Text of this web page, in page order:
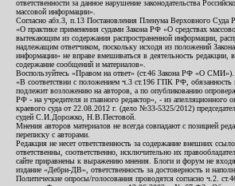
ответственности за данное нарушение законодательства
массовой информации».
Согласно абз.3, п.13 Постановления Пленума Верховного
«О практике применения судами Закона РФ «О средствах
вытекающим из содержания распространенной информации,
надлежащим ответчиком, поскольку исходя из положений
информации» не вправе вмешиваться в деятельность редакции,
содержание сообщений и материалов».
Воспользуйтесь «Правом на ответ» (ст.46 Закона РФ «О СМИ»).
«В соответствии с положением ч.3 ст.196 ГПК РФ, обязанность
подлежит возложению на авторов, а по опубликованию
РФ - на учредителя и главного редактор», - из апелляционного
краевого суда от 22.08.2012 г. (дело №33-5325/2012)
судей С.И.Дорожко, Н.В.Пестовой.
Мнения авторов материалов не всегда совпадают с позицией
переписку с авторами.
Редакция не несет ответственность за содержание внешних
ответственны, соответственно, исключительно их
сайте приравнены к выражению мнения. Блоги и форум не
издание «Дебри-ДВ», ответственность за достоверность и
Политические опросы/голосования проводятся согласно ч.2.